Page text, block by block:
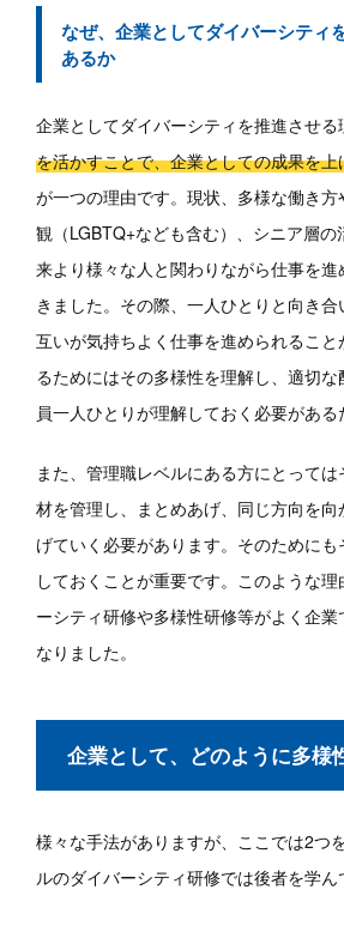
なぜ、企業としてダイバーシティ
あるか
企業としてダイバーシティを推進させる
を活かすことで、企業としての成果を上
が一つの理由です。現状、多様な働き
観（LGBTQ+なども含む）、シニア層の
来より様々な人と関わりながら仕事を
きました。その際、一人ひとりと向き
互いが気持ちよく仕事を進められるこ
るためにはその多様性を理解し、適切
員一人ひとりが理解しておく必要がある
また、管理職レベルにある方にとって
材を管理し、まとめあげ、同じ方向を
げていく必要があります。そのために
しておくことが重要です。このような
ーシティ研修や多様性研修等がよく企
なりました。
企業として、どのように多様
様々な手法がありますが、ここでは2つ
ルのダイバーシティ研修では後者を学ん